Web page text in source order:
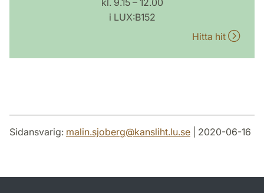
i LUX:B152
Hitta hit
Sidansvarig: malin.sjoberg@kansliht.lu.se | 2020-06-16